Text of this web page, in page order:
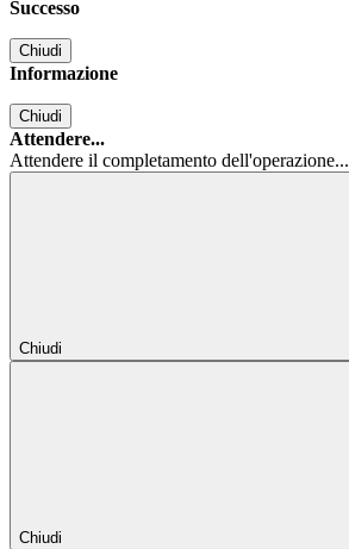
Successo
Chiudi
Informazione
Chiudi
Attendere...
Attendere il completamento dell'operazione...
Chiudi
Chiudi